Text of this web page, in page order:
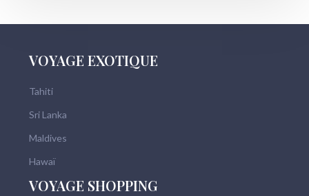
VOYAGE EXOTIQUE
Tahiti
Sri Lanka
Maldives
Hawaï
VOYAGE SHOPPING